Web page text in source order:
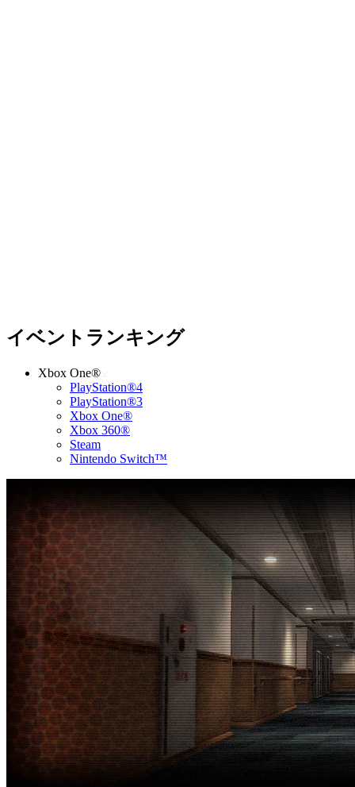
イベントランキング
Xbox One®
PlayStation®4
PlayStation®3
Xbox One®
Xbox 360®
Steam
Nintendo Switch™